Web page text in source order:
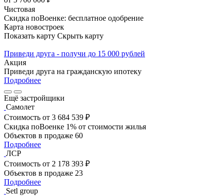
Чистовая
Скидка поВоенке: бесплатное одобрение
Карта новостроек
Показать карту Скрыть карту
Приведи друга - получи до 15 000 рублей
Акция
Приведи друга на гражданскую ипотеку
Подробнее
Ещё застройщики
Самолет
Стоимость от 3 684 539 ₽
Скидка поВоенке 1% от стоимости жилья
Объектов в продаже 60
Подробнее
ЛСР
Стоимость от 2 178 393 ₽
Объектов в продаже 23
Подробнее
Setl group